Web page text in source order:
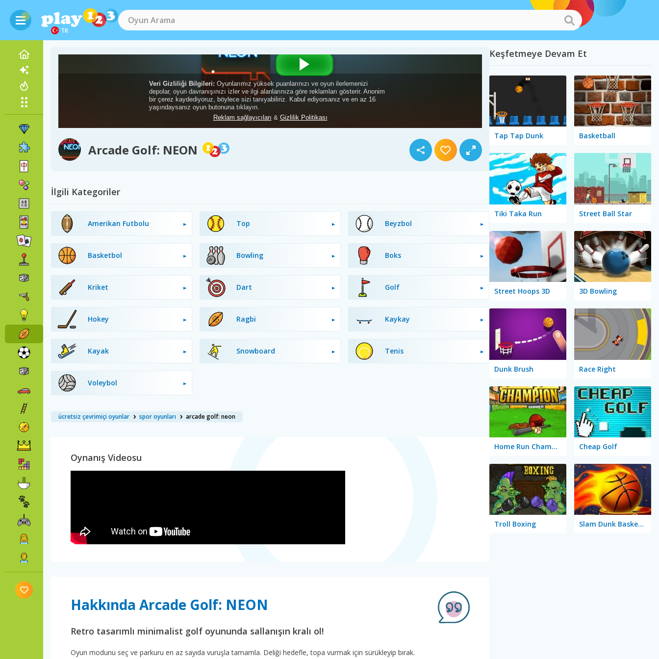
TR
Arcade Golf: NEON
İlgili Kategoriler
Amerikan Futbolu Top Beyzbol
Basketbol Bowling Boks
Kriket Dart Golf
Hokey Ragbi Kaykay
Kayak Snowboard Tenis
Voleybol
ücretsiz çevrimiçi oyunlar spor oyunları arcade golf: neon
Oynanış Videosu
Hakkında Arcade Golf: NEON
Retro tasarımlı minimalist golf oyununda sallanışın kralı ol!
Oyun modunu seç ve parkuru en az sayıda vuruşla tamamla. Deliği hedefle, topa vurmak için sürükleyip bırak.
Keşfetmeye Devam Et
Tap Tap Dunk Basketball
Tiki Taka Run Street Ball Star
Street Hoops 3D 3D Bowling
Dunk Brush Race Right
Home Run Champion Cheap Golf
Troll Boxing Slam Dunk Basketball